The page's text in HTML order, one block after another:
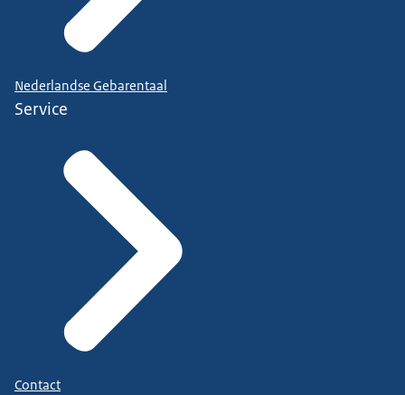
Nederlandse Gebarentaal
Service
Contact